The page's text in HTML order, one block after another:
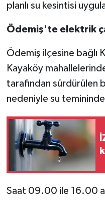
planlı su kesintisi
Ödemiş'te elektrik
Ödemiş ilçesine bağlı
Kayaköy
tarafından sürdürülen
nedeniyle su temininde
Saat 09.00 ile 16.00